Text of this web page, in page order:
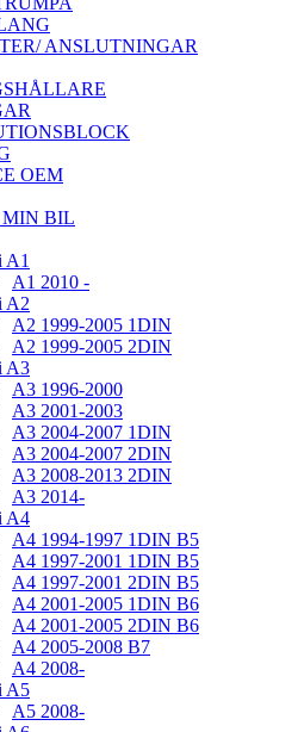
ANSLUTNINGAR
OEM
MIN BIL
A1
A1 2010 -
A2
A2 1999-2005 1DIN
A2 1999-2005 2DIN
A3
A3 1996-2000
A3 2001-2003
A3 2004-2007 1DIN
A3 2004-2007 2DIN
A3 2008-2013 2DIN
A3 2014-
A4
A4 1994-1997 1DIN B5
A4 1997-2001 1DIN B5
A4 1997-2001 2DIN B5
A4 2001-2005 1DIN B6
A4 2001-2005 2DIN B6
A4 2005-2008 B7
A4 2008-
A5
A5 2008-